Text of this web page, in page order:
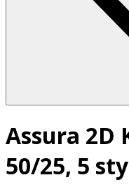
Assura 2D
50/25, 5